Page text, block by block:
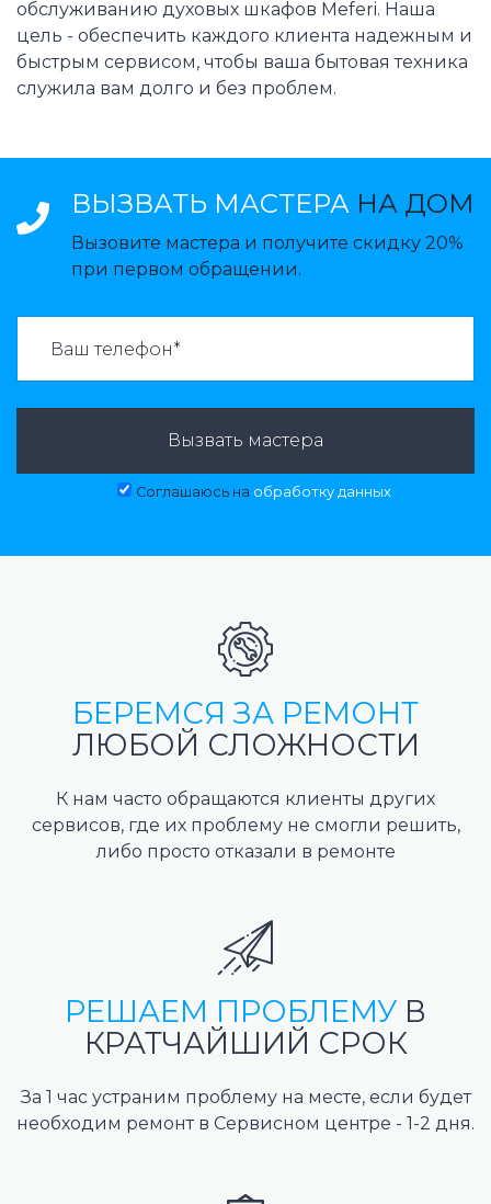
обслуживанию духовых шкафов Meferi. Наша
цель - обеспечить каждого клиента надежным и
быстрым сервисом, чтобы ваша бытовая техника
служила вам долго и без проблем.
ВЫЗВАТЬ МАСТЕРА НА ДОМ
Вызовите мастера и получите скидку 20%
при первом обращении.
Вызвать мастера
Соглашаюсь на обработку данных
БЕРЕМСЯ ЗА РЕМОНТ
ЛЮБОЙ СЛОЖНОСТИ
К нам часто обращаются клиенты других
сервисов, где их проблему не смогли решить,
либо просто отказали в ремонте
РЕШАЕМ ПРОБЛЕМУ В
КРАТЧАЙШИЙ СРОК
За 1 час устраним проблему на месте, если будет
необходим ремонт в Сервисном центре - 1-2 дня.